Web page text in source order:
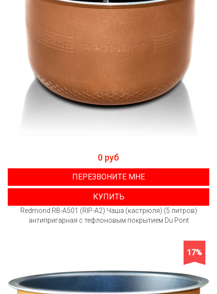
0 руб
ПЕРЕЗВОНИТЕ МНЕ
КУПИТЬ
Redmond RB-A501 (RIP-A2) Чаша (кастрюля) (5 литров)
антипригарная с тефлоновым покрытием Du Pont
17%